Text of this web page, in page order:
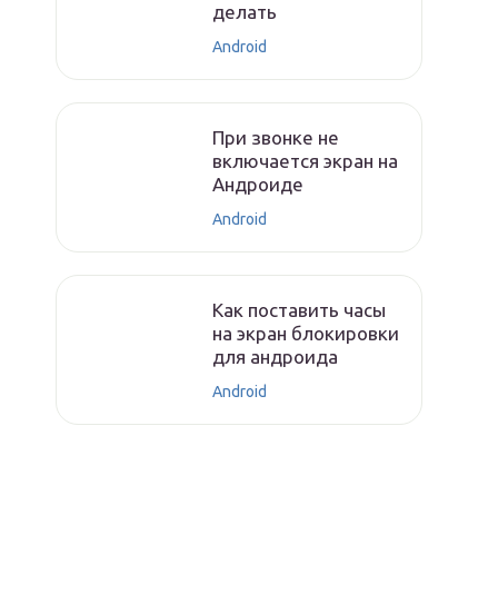
делать
Android
При звонке не
включается экран на
Андроиде
Android
Как поставить часы
на экран блокировки
для андроида
Android